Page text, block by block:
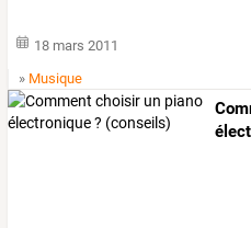
18 mars 2011
» Musique